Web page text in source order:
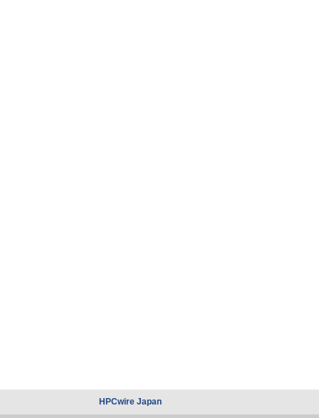
HPCwire Japan